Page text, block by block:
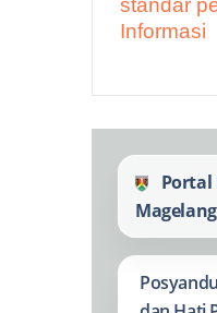
standar
Informasi